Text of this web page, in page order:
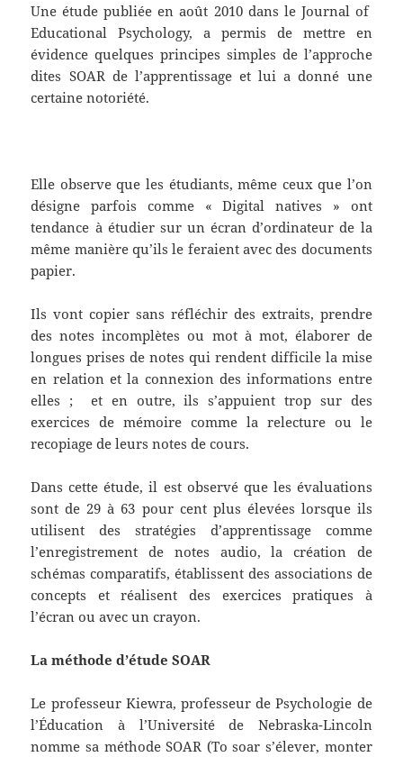
Une étude publiée en août 2010 dans le Journal of
Educational Psychology, a permis de mettre en
évidence quelques principes simples de l’approche
dites SOAR de l’apprentissage et lui a donné une
certaine notoriété.
Elle observe que les étudiants, même ceux que l’on
désigne parfois comme « Digital natives » ont
tendance à étudier sur un écran d’ordinateur de la
même manière qu’ils le feraient avec des documents
papier.
Ils vont copier sans réfléchir des extraits, prendre
des notes incomplètes ou mot à mot, élaborer de
longues prises de notes qui rendent difficile la mise
en relation et la connexion des informations entre
elles ; et en outre, ils s’appuient trop sur des
exercices de mémoire comme la relecture ou le
recopiage de leurs notes de cours.
Dans cette étude, il est observé que les évaluations
sont de 29 à 63 pour cent plus élevées lorsque ils
utilisent des stratégies d’apprentissage comme
l’enregistrement de notes audio, la création de
schémas comparatifs, établissent des associations de
concepts et réalisent des exercices pratiques à
l’écran ou avec un crayon.
La méthode d’étude SOAR
Le professeur Kiewra, professeur de Psychologie de
l’Éducation à l’Université de Nebraska-Lincoln
nomme sa méthode SOAR (To soar s’élever, monter